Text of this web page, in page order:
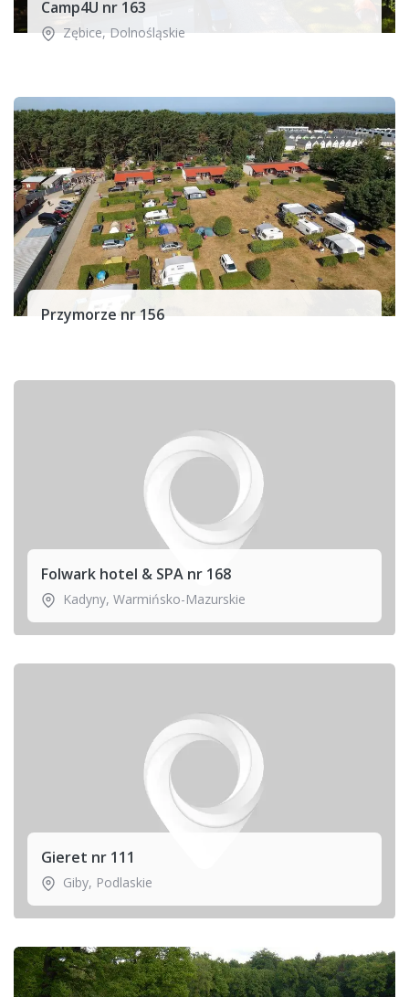
Camp4U nr 163
Zębice, Dolnośląskie
Przymorze nr 156
Folwark hotel & SPA nr 168
Kadyny, Warmińsko-Mazurskie
Gieret nr 111
Giby, Podlaskie